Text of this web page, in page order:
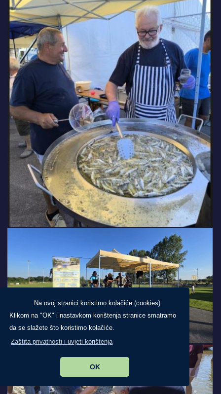
Na ovoj stranici koristimo kolačiće (cookies).
Klikom na "OK" i nastavkom korištenja stranice smatramo
da se slažete što koristimo kolačiće.
Zaštita privatnosti i uvjeti korištenja
OK